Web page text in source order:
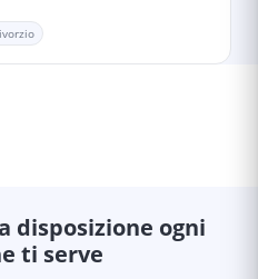
disposizione ogni
ti serve